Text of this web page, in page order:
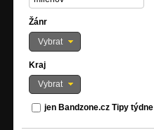
Žánr
Vybrat
Kraj
Vybrat
jen Bandzone.cz Tipy týdne